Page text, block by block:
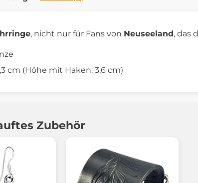
, nicht nur für Fans von Neuseeland, das
cm (Höhe mit Haken: 3,6 cm)
Zubehör